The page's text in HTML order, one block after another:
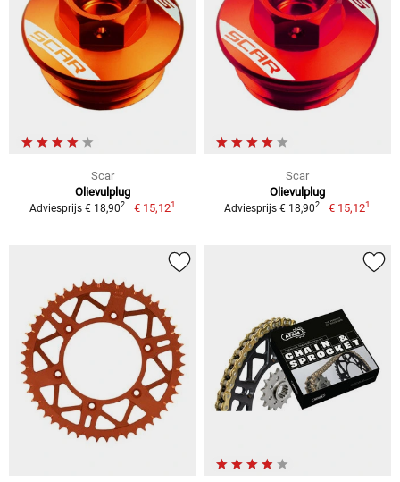
Scar
Olievulplug
Adviesprijs € 18,902 € 15,121
Scar
Olievulplug
Adviesprijs € 18,902 € 15,121